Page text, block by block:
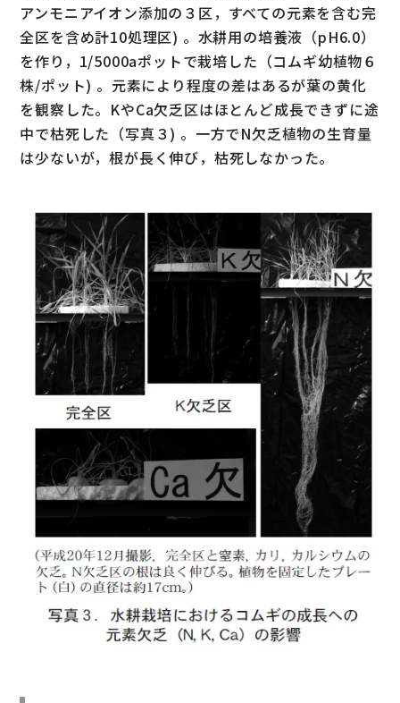
アンモニアイオン添加の３区，すべての元素を含む完
全区を含め計10処理区) 。水耕用の培養液（pH6.0）
を作り，1/5000aポットで栽培した（コムギ幼植物６
株/ポット) 。元素により程度の差はあるが葉の黄化
を観察した。KやCa欠乏区はほとんど成長できずに途
中で枯死した（写真３) 。一方でN欠乏植物の生育量
は少ないが，根が長く伸び，枯死しなかった。